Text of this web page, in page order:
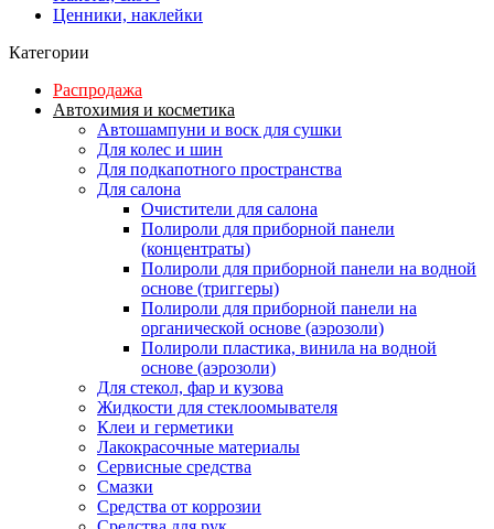
Ценники, наклейки
Категории
Распродажа
Автохимия и косметика
Автошампуни и воск для сушки
Для колес и шин
Для подкапотного пространства
Для салона
Очистители для салона
Полироли для приборной панели
(концентраты)
Полироли для приборной панели на водной
основе (триггеры)
Полироли для приборной панели на
органической основе (аэрозоли)
Полироли пластика, винила на водной
основе (аэрозоли)
Для стекол, фар и кузова
Жидкости для стеклоомывателя
Клеи и герметики
Лакокрасочные материалы
Сервисные средства
Смазки
Средства от коррозии